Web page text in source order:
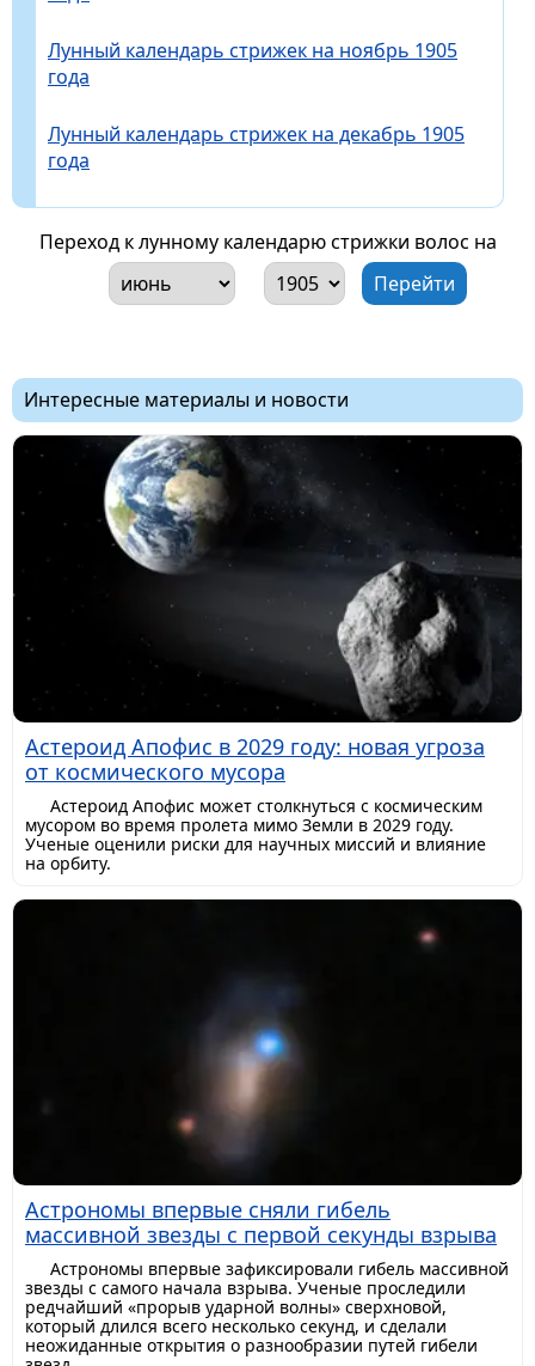
Лунный календарь стрижек на ноябрь 1905
года
Лунный календарь стрижек на декабрь 1905
года
Переход к лунному календарю стрижки волос на
Интересные материалы и новости
Астероид Апофис в 2029 году: новая угроза
от космического мусора
Астероид Апофис может столкнуться с космическим
мусором во время пролета мимо Земли в 2029 году.
Ученые оценили риски для научных миссий и влияние
на орбиту.
Астрономы впервые сняли гибель
массивной звезды с первой секунды взрыва
Астрономы впервые зафиксировали гибель массивной
звезды с самого начала взрыва. Ученые проследили
редчайший «прорыв ударной волны» сверхновой,
который длился всего несколько секунд, и сделали
неожиданные открытия о разнообразии путей гибели